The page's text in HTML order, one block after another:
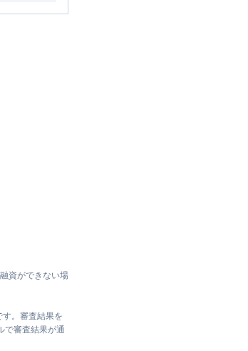
資ができない場
。審査結果を
で審査結果が通